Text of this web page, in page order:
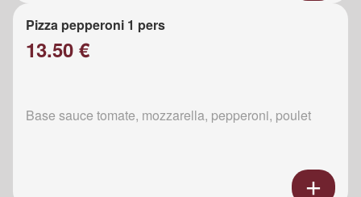
Pizza pepperoni 1 pers
13.50 €
Base sauce tomate, mozzarella, pepperoni, poulet